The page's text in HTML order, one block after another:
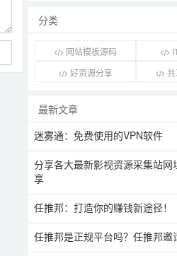
分类
网站模板源码
好资源分享
最新文章
迷雾通：免费使用的VPN软件
分享各大最新影视资源采集站网
享
任推邦：打造你的赚钱新途径！
任推邦是正规平台吗？任推邦邀